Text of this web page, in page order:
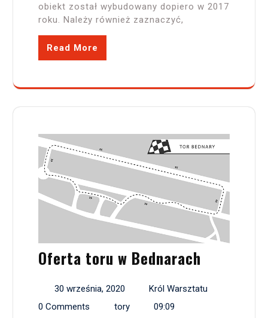
obiekt został wybudowany dopiero w 2017
roku. Należy również zaznaczyć,
Read More
Oferta toru w Bednarach
30 września, 2020
Król Warsztatu
0 Comments
tory 09:09